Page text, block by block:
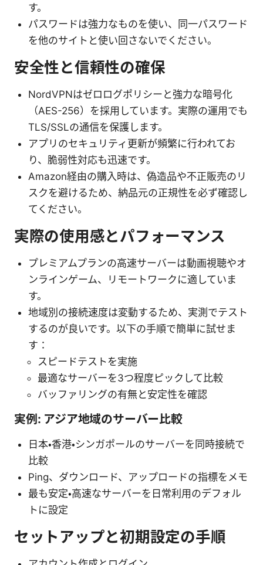
す。
パスワードは強力なものを使い、同一パスワード
を他のサイトと使い回さないでください。
安全性と信頼性の確保
NordVPNはゼロログポリシーと強力な暗号化
（AES-256）を採用しています。実際の運用でも
TLS/SSLの通信を保護します。
アプリのセキュリティ更新が頻繁に行われてお
り、脆弱性対応も迅速です。
Amazon経由の購入時は、偽造品や不正販売のリ
スクを避けるため、納品元の正規性を必ず確認し
てください。
実際の使用感とパフォーマンス
プレミアムプランの高速サーバーは動画視聴やオ
ンラインゲーム、リモートワークに適していま
す。
地域別の接続速度は変動するため、実測でテスト
するのが良いです。以下の手順で簡単に試せま
す：
スピードテストを実施
最適なサーバーを3つ程度ピックして比較
バッファリングの有無と安定性を確認
実例: アジア地域のサーバー比較
日本・香港・シンガポールのサーバーを同時接続で
比較
Ping、ダウンロード、アップロードの指標をメモ
最も安定・高速なサーバーを日常利用のデフォル
トに設定
セットアップと初期設定の手順